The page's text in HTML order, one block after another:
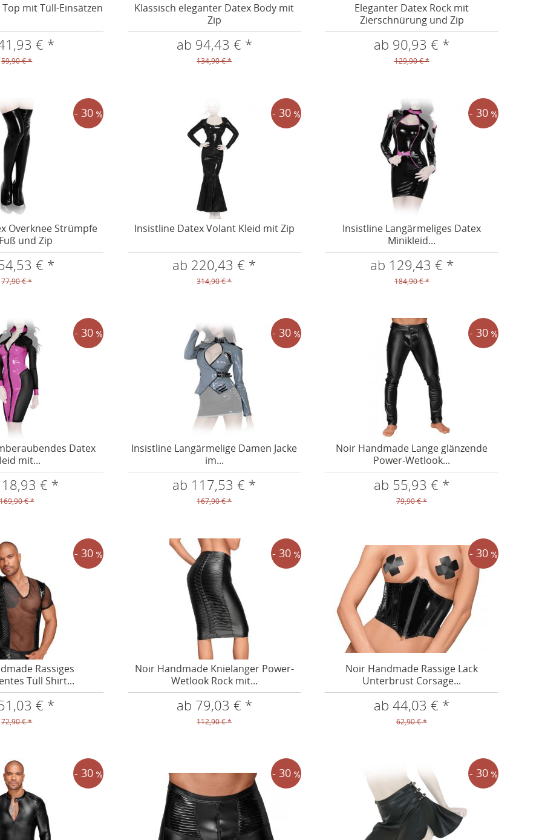
mit Tüll-Einsätzen
€ *
59,90 € *
Klassisch eleganter Datex Body mit
Zip
ab 94,43 € *
134,90 € *
Eleganter Datex Rock mit
Zierschnürung und Zip
ab 90,93 € *
129,90 € *
- 30
Overknee Strümpfe
und Zip
€ *
77,90 € *
- 30
Insistline Datex Volant Kleid mit Zip
ab 220,43 € *
314,90 € *
- 30
Insistline Langärmeliges Datex
Minikleid...
ab 129,43 € *
184,90 € *
- 30
Datex
mit...
€ *
€ *
- 30
Insistline Langärmelige Damen Jacke
im...
ab 117,53 € *
167,90 € *
- 30
Noir Handmade Lange glänzende
Power-Wetlook...
ab 55,93 € *
79,90 € *
- 30
Rassiges
Tüll Shirt...
€ *
72,90 € *
- 30
Noir Handmade Knielanger Power-
Wetlook Rock mit...
ab 79,03 € *
112,90 € *
- 30
Noir Handmade Rassige Lack
Unterbrust Corsage...
ab 44,03 € *
62,90 € *
- 30 - 30 - 30